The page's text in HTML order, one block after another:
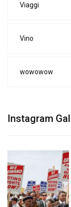
Viaggi
Vino
wowowow
Instagram